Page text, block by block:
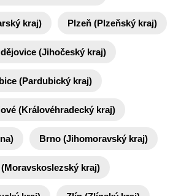
kraj) Plzeň (Plzeňský kraj)
(Jihočeský kraj)
(Pardubický kraj)
(Královéhradecký kraj)
Brno (Jihomoravský kraj)
kraj)